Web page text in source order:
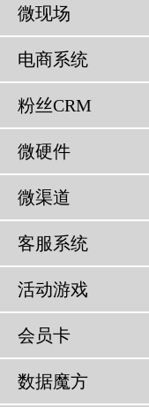
微现场
电商系统
粉丝CRM
微硬件
微渠道
客服系统
活动游戏
会员卡
数据魔方